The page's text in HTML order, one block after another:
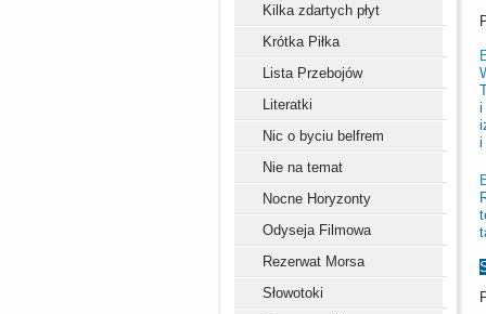
Kilka zdartych płyt
Krótka Piłka
Lista Przebojów
Literatki
Nic o byciu belfrem
Nie na temat
Nocne Horyzonty
Odyseja Filmowa
Rezerwat Morsa
Słowotoki
i
i